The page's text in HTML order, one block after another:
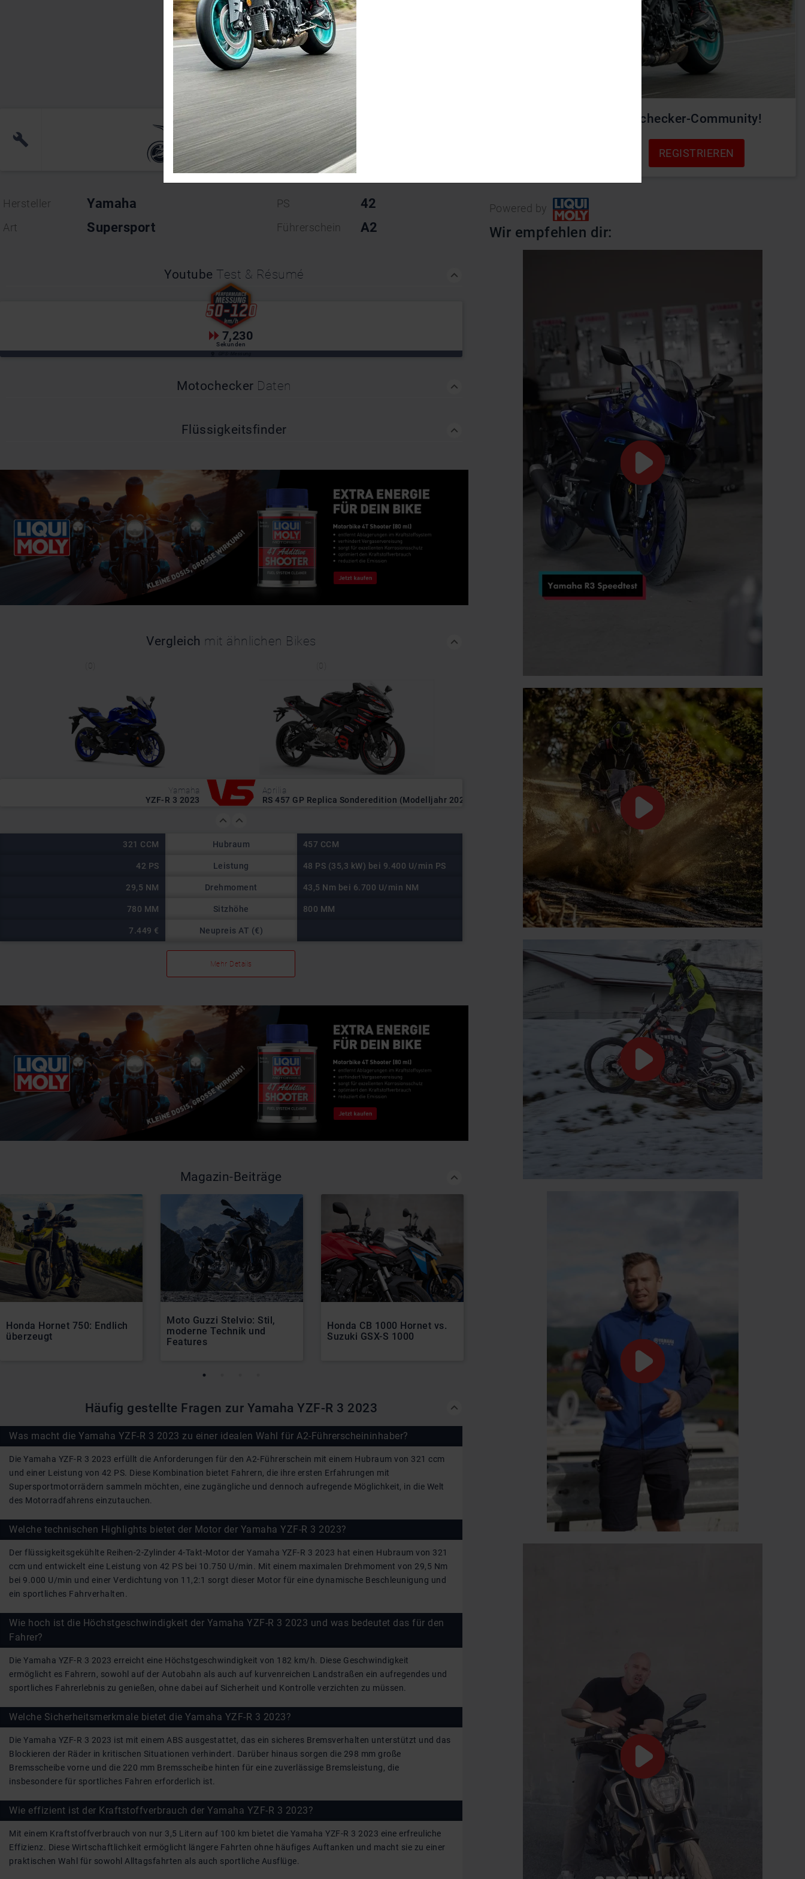
Yamaha
YZF-R 3 2023
(0)
Hersteller Yamaha PS 42
Art Supersport Führerschein A2
Youtube Test & Résumé
7,230
Sekunden
Motochecker Daten
Flüssigkeitsfinder
Vergleich mit ähnlichen Bikes
(0) (0)
Yamaha
YZF-R 3 2023
Aprilia
RS 457 GP Replica Sonderedition (Modelljahr 2026)
321 CCM Hubraum 457 CCM
42 PS Leistung 48 PS (35,3 kW) bei 9.400 U/min PS
29,5 NM Drehmoment 43,5 Nm bei 6.700 U/min NM
780 MM Sitzhöhe 800 MM
7.449 € Neupreis AT (€)
Mehr Details
Magazin-Beiträge
Honda Hornet 750: Endlich
überzeugt
Moto Guzzi Stelvio: Stil,
moderne Technik und
Features
Honda CB 1000 Hornet vs.
Suzuki GSX-S 1000
Kawasaki und Motul - Eine
MV Agusta Enduro Veloce
greift an
Häufig gestellte Fragen zur Yamaha YZF-R 3 2023
Was macht die Yamaha YZF-R 3 2023 zu einer idealen Wahl für A2-Führerscheininhaber?
Die Yamaha YZF-R 3 2023 erfüllt die Anforderungen für den A2-Führerschein mit einem Hubraum von 321 ccm
und einer Leistung von 42 PS. Diese Kombination bietet Fahrern, die ihre ersten Erfahrungen mit
Supersportmotorrädern sammeln möchten, eine zugängliche und dennoch aufregende Möglichkeit, in die Welt
des Motorradfahrens einzutauchen.
Welche technischen Highlights bietet der Motor der Yamaha YZF-R 3 2023?
Der flüssigkeitsgekühlte Reihen-2-Zylinder 4-Takt-Motor der Yamaha YZF-R 3 2023 hat einen Hubraum von 321
ccm und entwickelt eine Leistung von 42 PS bei 10.750 U/min. Mit einem maximalen Drehmoment von 29,5 Nm
bei 9.000 U/min und einer Verdichtung von 11,2:1 sorgt dieser Motor für eine dynamische Beschleunigung und
ein sportliches Fahrverhalten.
Wie hoch ist die Höchstgeschwindigkeit der Yamaha YZF-R 3 2023 und was bedeutet das für den
Fahrer?
Die Yamaha YZF-R 3 2023 erreicht eine Höchstgeschwindigkeit von 182 km/h. Diese Geschwindigkeit
ermöglicht es Fahrern, sowohl auf der Autobahn als auch auf kurvenreichen Landstraßen ein aufregendes und
sportliches Fahrerlebnis zu genießen, ohne dabei auf Sicherheit und Kontrolle verzichten zu müssen.
Welche Sicherheitsmerkmale bietet die Yamaha YZF-R 3 2023?
Die Yamaha YZF-R 3 2023 ist mit einem ABS ausgestattet, das ein sicheres Bremsverhalten unterstützt und das
Blockieren der Räder in kritischen Situationen verhindert. Darüber hinaus sorgen die 298 mm große
Bremsscheibe vorne und die 220 mm Bremsscheibe hinten für eine zuverlässige Bremsleistung, die
insbesondere für sportliches Fahren erforderlich ist.
Wie effizient ist der Kraftstoffverbrauch der Yamaha YZF-R 3 2023?
Mit einem Kraftstoffverbrauch von nur 3,5 Litern auf 100 km bietet die Yamaha YZF-R 3 2023 eine erfreuliche
Effizienz. Diese Wirtschaftlichkeit ermöglicht längere Fahrten ohne häufiges Auftanken und macht sie zu einer
praktischen Wahl für sowohl Alltagsfahrten als auch sportliche Ausflüge.
Werde Teil der Motochecker-Community!
REGISTRIEREN
Powered by
Wir empfehlen dir: